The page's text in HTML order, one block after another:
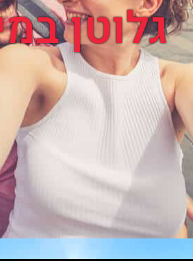
גלוטן